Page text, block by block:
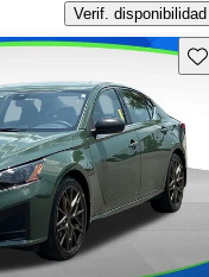
Verif. disponibilidad